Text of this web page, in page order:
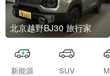
北京越野BJ30 旅行家
新能源 SUV